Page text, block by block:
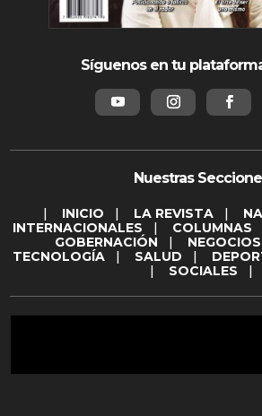
Síguenos en tu
Nuestras
| INICIO | LA REVISTA |
INTERNACIONALES | COLUMNAS
GOBERNACIÓN | NEGOCIOS
TECNOLOGÍA | SALUD |
| SOCIALES |